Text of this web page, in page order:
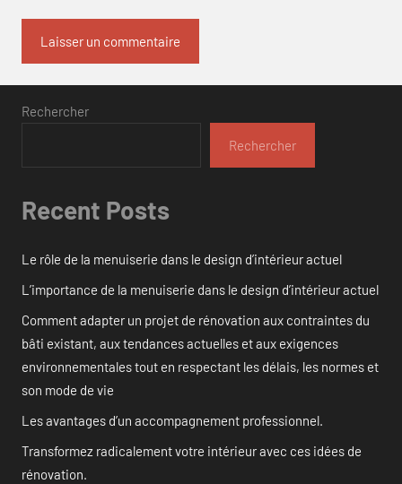
Rechercher
Rechercher
Recent Posts
Le rôle de la menuiserie dans le design d’intérieur actuel
L’importance de la menuiserie dans le design d’intérieur actuel
Comment adapter un projet de rénovation aux contraintes du
bâti existant, aux tendances actuelles et aux exigences
environnementales tout en respectant les délais, les normes et
son mode de vie
Les avantages d’un accompagnement professionnel.
Transformez radicalement votre intérieur avec ces idées de
rénovation.